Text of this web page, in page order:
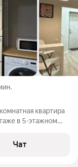
квартира
в 5-этажном
Чат